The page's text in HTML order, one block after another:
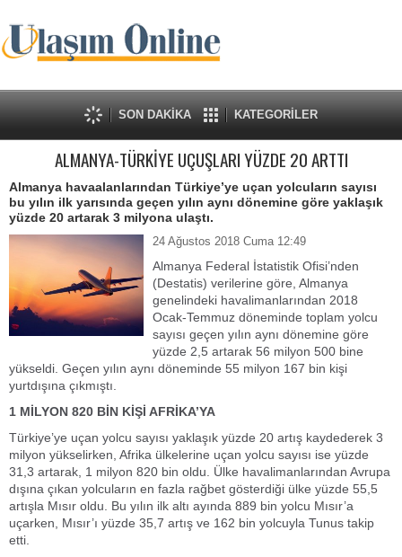
SON DAKİKA KATEGORİLER
ALMANYA-TÜRKİYE UÇUŞLARI YÜZDE 20 ARTTI
Almanya havaalanlarından Türkiye’ye uçan yolcuların sayısı
bu yılın ilk yarısında geçen yılın aynı dönemine göre yaklaşık
yüzde 20 artarak 3 milyona ulaştı.
24 Ağustos 2018 Cuma 12:49
Almanya Federal İstatistik Ofisi’nden
(Destatis) verilerine göre, Almanya
genelindeki havalimanlarından 2018
Ocak-Temmuz döneminde toplam yolcu
sayısı geçen yılın aynı dönemine göre
yüzde 2,5 artarak 56 milyon 500 bine
yükseldi. Geçen yılın aynı döneminde 55 milyon 167 bin kişi
yurtdışına çıkmıştı.
1 MİLYON 820 BİN KİŞİ AFRİKA’YA
Türkiye’ye uçan yolcu sayısı yaklaşık yüzde 20 artış kaydederek 3
milyon yükselirken, Afrika ülkelerine uçan yolcu sayısı ise yüzde
31,3 artarak, 1 milyon 820 bin oldu. Ülke havalimanlarından Avrupa
dışına çıkan yolcuların en fazla rağbet gösterdiği ülke yüzde 55,5
artışla Mısır oldu. Bu yılın ilk altı ayında 889 bin yolcu Mısır’a
uçarken, Mısır’ı yüzde 35,7 artış ve 162 bin yolcuyla Tunus takip
etti.